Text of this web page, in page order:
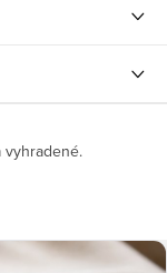
vyhradené.